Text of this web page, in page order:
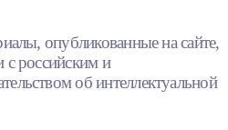
опубликованные на сайте,
с российским и
об интеллектуальной